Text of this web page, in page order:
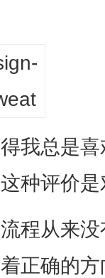
我总是
种评价
程从来
正确的